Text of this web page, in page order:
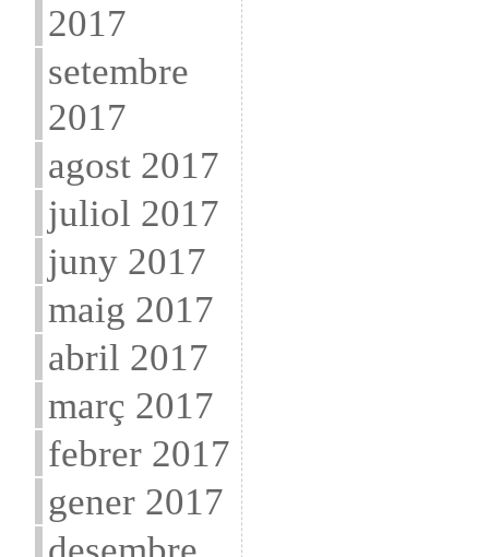
2017
setembre
2017
agost 2017
juliol 2017
juny 2017
maig 2017
abril 2017
març 2017
febrer 2017
gener 2017